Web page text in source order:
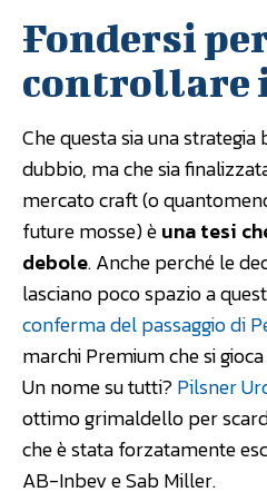
Fondersi
controllare
Che questa sia una
dubbio, ma che sia
mercato craft (o
future mosse) èuna tesi
debole. Anche perché le
lasciano poco spazio a
conferma del passaggio di
marchi Premium che si
Un nome su tutti?Pilsner
ottimo grimaldello per
che è stata forzatamente
AB-Inbev e Sab Miller.